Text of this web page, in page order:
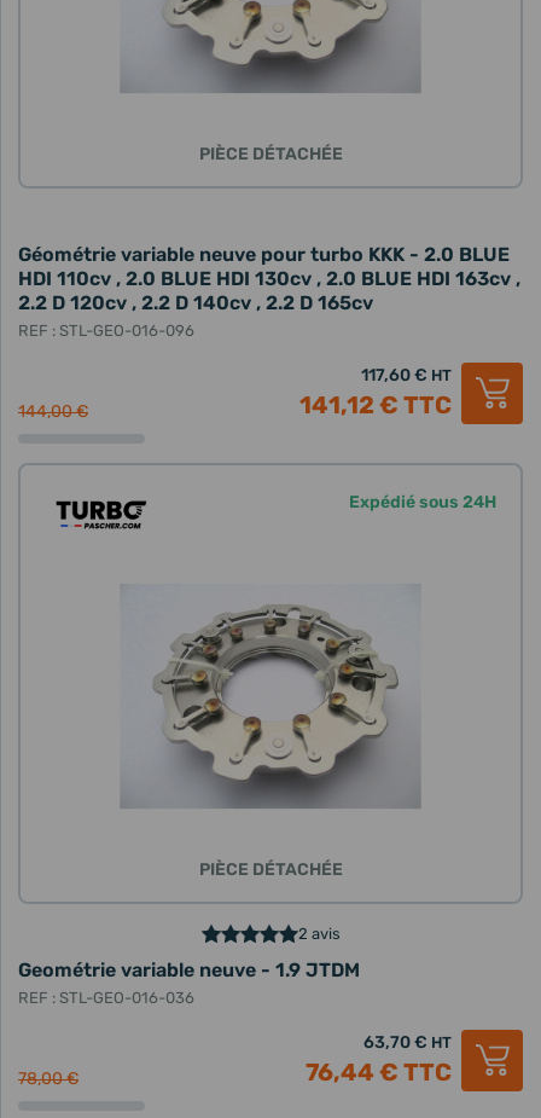
PIÈCE DÉTACHÉE
Géométrie variable neuve pour turbo KKK - 2.0 BLUE
HDI 110cv , 2.0 BLUE HDI 130cv , 2.0 BLUE HDI 163cv ,
2.2 D 120cv , 2.2 D 140cv , 2.2 D 165cv
REF : STL-GEO-016-096
144,00 €
117,60 € HT
141,12 € TTC
Expédié sous 24H
PIÈCE DÉTACHÉE
2 avis
Geométrie variable neuve - 1.9 JTDM
REF : STL-GEO-016-036
78,00 €
63,70 € HT
76,44 € TTC